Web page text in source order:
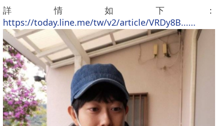
詳情如下：
https://today.line.me/tw/v2/article/VRDy8B......